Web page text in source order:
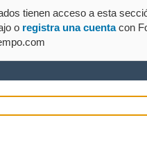
tienen acceso a esta
o registra una cuentacon